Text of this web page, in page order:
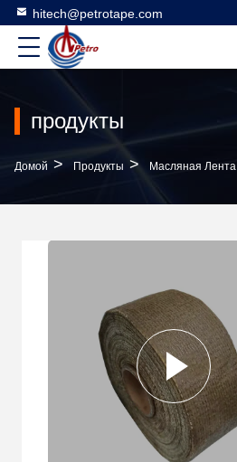
hitech@petrotape.com
продукты
Домой > Продукты > Масляная Лента